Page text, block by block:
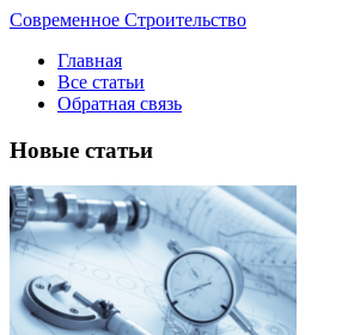
Современное Строительство
Главная
Все статьи
Обратная связь
Новые статьи